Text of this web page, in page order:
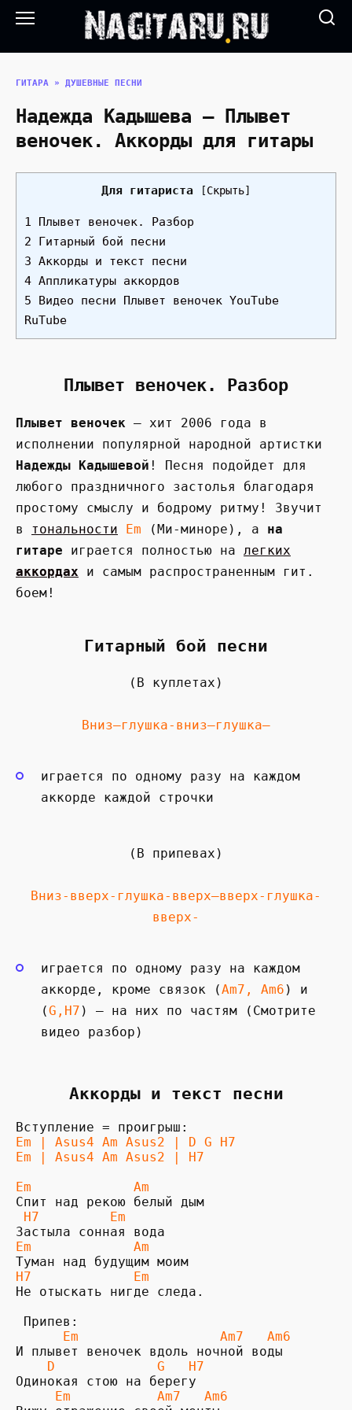
Перейти
ГИТАРА » ДУШЕВНЫЕ ПЕСНИ
Надежда Кадышева — Плывет
веночек. Аккорды для гитары
Для гитариста [Скрыть]
1 Плывет веночек. Разбор
2 Гитарный бой песни
3 Аккорды и текст песни
4 Аппликатуры аккордов
5 Видео песни Плывет веночек YouTube
RuTube
Плывет веночек. Разбор
Плывет веночек — хит 2006 года в
исполнении популярной народной артистки
Надежды Кадышевой ! Песня подойдет для
любого праздничного застолья благодаря
простому смыслу и бодрому ритму! Звучит
в тональности Em (Ми-миноре), а на
гитаре играется полностью на легких
аккордах и самым распространенным гит.
боем!
Гитарный бой песни
(В куплетах)
Вниз—глушка-вниз—глушка—
играется по одному разу на каждом
аккорде каждой строчки
(В припевах)
Вниз-вверх-глушка-вверх—вверх-глушка-
вверх-
играется по одному разу на каждом
аккорде, кроме связок (Am7, Am6 ) и
(G,H7 ) — на них по частям (Смотрите
видео разбор)
Аккорды и текст песни
Em | Asus4 Am Asus2 | D G H7
Em | Asus4 Am Asus2 | H7
Em             Am
H7         Em
Em             Am
H7             Em
Не отыскать нигде следа.
      Em                  Am7   Am6
    D             G   H7
     Em           Am7   Am6